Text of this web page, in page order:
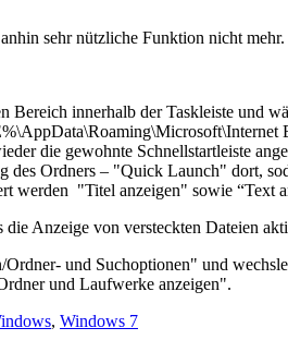
sehr nützliche Funktion nicht
Bereich innerhalb der Taskleiste und
die gewohnte Schnellstartleiste
des Ordners – "Quick Launch" dort,
werden "Titel anzeigen" sowie “Text
Anzeige von versteckten Dateien
und Suchoptionen" und
und Laufwerke anzeigen".
, Windows 7